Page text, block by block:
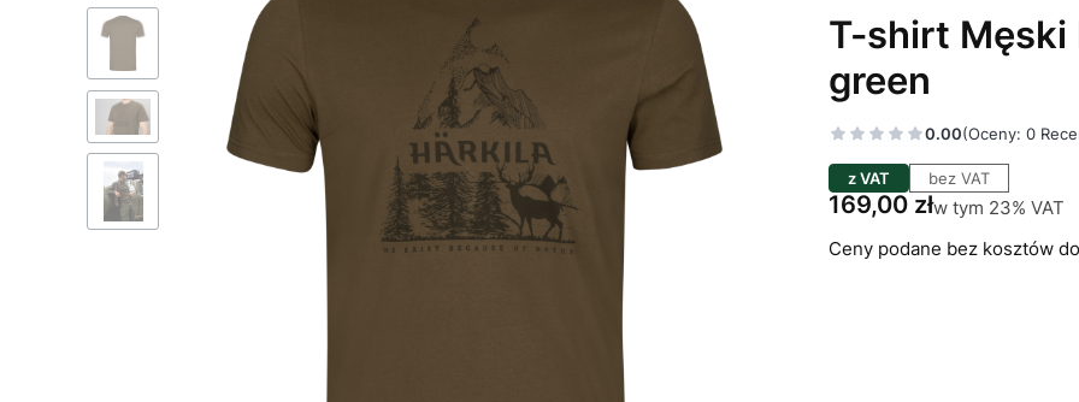
T-shirt Męski
green
0.00(Oceny: 0
z VAT bez VAT
Cena
169,00 złw tym 23% VAT
w tym 23% VAT
Ceny podane bez kosztów